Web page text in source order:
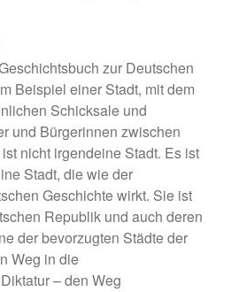
zur Deutschen
Beispiel einer Stadt, mit dem
Schicksale und
und Bürgerinnen zwischen
nicht irgendeine Stadt. Es ist
Stadt, die wie der
Geschichte wirkt. Sie ist
Republik und auch deren
der bevorzugten Städte der
Weg in die
– den Weg